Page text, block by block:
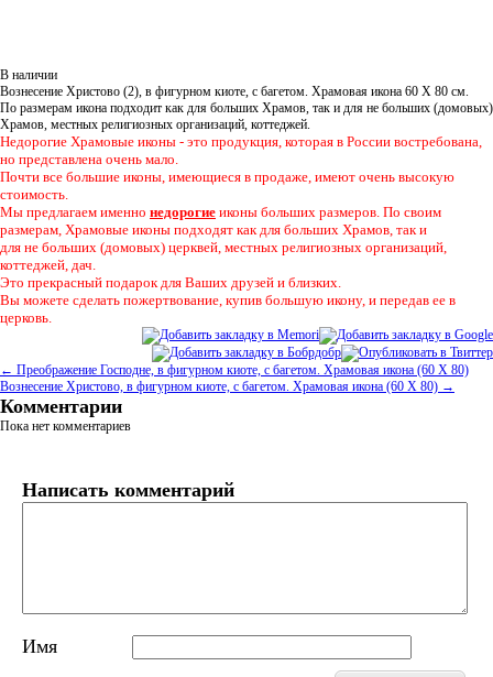
В наличии
Вознесение Христово (2), в фигурном киоте, с багетом. Храмовая икона 60 Х 80 см.
По размерам икона подходит как для больших Храмов, так и для не больших (домовых)
Храмов, местных религиозных организаций, коттеджей.
Недорогие Храмовые иконы - это продукция, которая в России востребована,
но представлена очень мало.
Почти все большие иконы, имеющиеся в продаже, имеют очень высокую
стоимость.
Мы предлагаем именно недорогие иконы больших размеров. По своим
размерам, Храмовые иконы подходят как для больших Храмов, так и
для не больших (домовых) церквей, местных религиозных организаций,
коттеджей, дач.
Это прекрасный подарок для Ваших друзей и близких.
Вы можете сделать пожертвование, купив большую икону, и передав ее в
церковь.
← Преображение Господне, в фигурном киоте, с багетом. Храмовая икона (60 Х 80)
Вознесение Христово, в фигурном киоте, с багетом. Храмовая икона (60 Х 80) →
Комментарии
Пока нет комментариев
Написать комментарий
Имя